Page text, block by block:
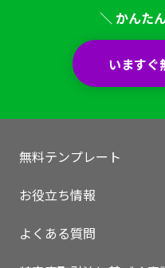
＼ かんた
いますぐ
無料テンプレート
お役立ち情報
よくある質問